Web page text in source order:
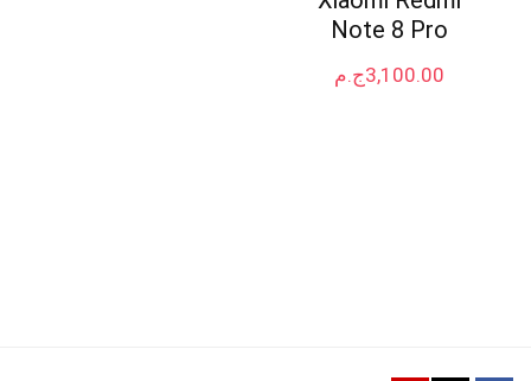
Note 8 Pro
ج.م3,100.00